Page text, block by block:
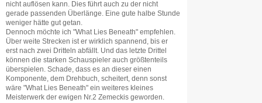
nicht auflösen kann. Dies führt auch zu der nicht
gerade passenden Überlänge. Eine gute halbe Stunde
weniger hätte gut getan.
Dennoch möchte ich "What Lies Beneath" empfehlen.
Über weite Strecken ist er wirklich spannend, bis er
erst nach zwei Dritteln abfällt. Und das letzte Drittel
können die starken Schauspieler auch größtenteils
überspielen. Schade, dass es an dieser einen
Komponente, dem Drehbuch, scheitert, denn sonst
wäre "What Lies Beneath" ein weiteres kleines
Meisterwerk der ewigen Nr.2 Zemeckis geworden.